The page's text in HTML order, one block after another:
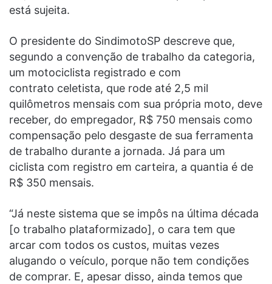
está sujeita.
O presidente do SindimotoSP descreve que,
segundo a convenção de trabalho da categoria,
um motociclista registrado e com
contrato celetista, que rode até 2,5 mil
quilômetros mensais com sua própria moto, deve
receber, do empregador, R$ 750 mensais como
compensação pelo desgaste de sua ferramenta
de trabalho durante a jornada. Já para um
ciclista com registro em carteira, a quantia é de
R$ 350 mensais.
“Já neste sistema que se impôs na última década
[o trabalho plataformizado], o cara tem que
arcar com todos os custos, muitas vezes
alugando o veículo, porque não tem condições
de comprar. E, apesar disso, ainda temos que